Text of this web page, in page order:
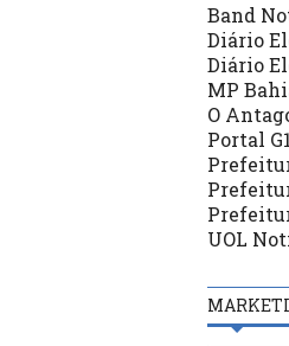
Band
Diário
Diário
MP
O
Portal G1
UOL